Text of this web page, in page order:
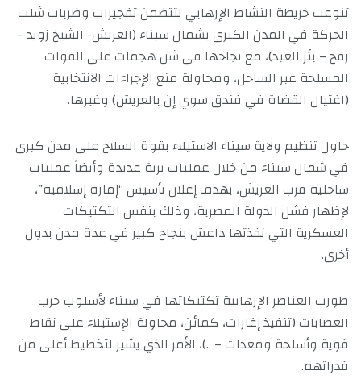
تنوعت خريطة النشاط الإرهابي لتتضمن تفجيرات وضربات شلت
الحركة في المدن الكبرى بشمال سيناء (العريش- الشيخ زويد –
رفح – بئر العبد)، مع نجاحها في شن هجمات على القوات
المسلحة عبر الساحل، ومحاولة منع الإجراءات الانتخابية
(اغتيال القضاة في فندق سوي إن بالعريش) وغيرها.
حاول تنظيم ولاية سيناء الاستيلاء بقوة السلاح على مدن كبرى
في شمال سيناء من خلال عمليات برية عديدة وأيضاً عمليات
ساحلية قرب العريش، بهدف إعلان تأسيس “إمارة إسلامية”،
لإظهار فشل الدولة المصرية، وذلك بنفس التكتيكات
العسكرية التي نفذتها داعش بنجاح كبير في عدة مدن بدول
أخرى.
طورت العناصر الإرهابية تكتيكاتها في سيناء لأسلوب حرب
العصابات (تنفيذ إغارات، كمائن، محاولة الإستيلاء على نقاط
قوية وأسلحة ومعدات – ..)، الأمر الذي يشير لتخطيط أعلى من
قدراتهم.